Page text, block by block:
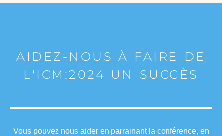
AIDEZ-NOUS À FAIRE DE
L'ICM:2024 UN SUCCÈS
Vous pouvez nous aider en parrainant la conférence, en